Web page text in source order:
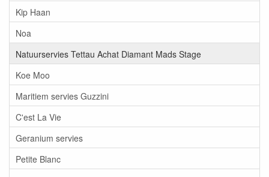
Kip Haan
Noa
Natuurservies Tettau Achat Diamant Mads Stage
Koe Moo
Maritiem servies Guzzini
C'est La Vie
Geranium servies
Petite Blanc